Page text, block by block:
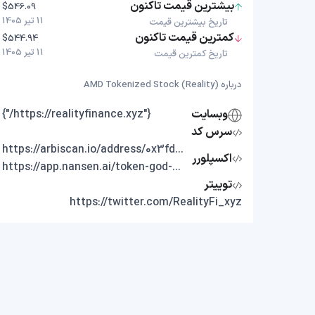
بیشترین قیمت تاکنون
تاریخ بیشترین قیمت
$546.09
11 تیر 1405
کمترین قیمت تاکنون
تاریخ کمترین قیمت
$544.94
11 تیر 1405
درباره AMD Tokenized Stock (Reality)
وبسایت
{"https://realityfinance.xyz/"}
سرس کد
اکسپلورر
https://arbiscan.io/address/0x3fde83d2d577f21f1c0f61c7a53f4f578f8d800f
https://app.nansen.ai/token-god-mode?chain=arbitrum&tab=transactions&tokenAddress=0x3fde83d2d577f21f1c0f61c7a53f4f578f8d800f
توییتر
https://twitter.com/RealityFi_xyz